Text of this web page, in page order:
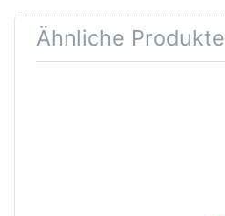
Ähnliche Produkte